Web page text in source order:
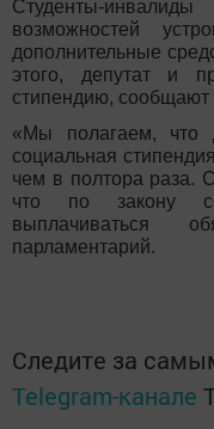
Студенты-
возможностей
дополнительные
этого, депутат и
стипендию, сообщают
«Мы полагаем, что
социальная
чем в полтора раза.
что по закону
выплачиваться
парламентарий.
Следите за
Telegram-канале